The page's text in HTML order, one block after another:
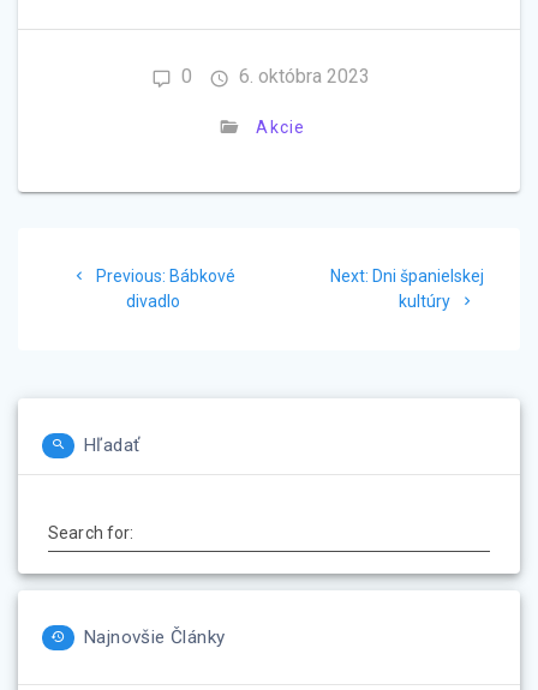
0 6. októbra 2023
Akcie
Previous: Previous
post:
Bábkové
divadlo
Next: Next
post:
Dni španielskej
kultúry
Hľadať
Search for:
Najnovšie Články